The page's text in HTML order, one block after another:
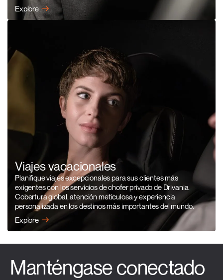
Explore
Viajes vacacionales
Planifique viajes excepcionales para sus clientes más
exigentes con los servicios de chofer privado de Drivania.
Cobertura global, atención meticulosa y experiencia
personalizada en los destinos más importantes del mundo.
Explore
Manténgase conectado